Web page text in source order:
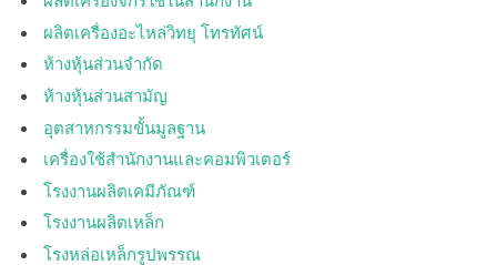
ผลิตเครื่องอะไหล่วิทยุ โทรทัศน์
ห้างหุ้นส่วนจำกัด
ห้างหุ้นส่วนสามัญ
อุตสาหกรรมขั้นมูลฐาน
เครื่องใช้สำนักงานและคอมพิวเตอร์
โรงงานผลิตเคมีภัณฑ์
โรงงานผลิตเหล็ก
โรงหล่อเหล็กรูปพรรณ